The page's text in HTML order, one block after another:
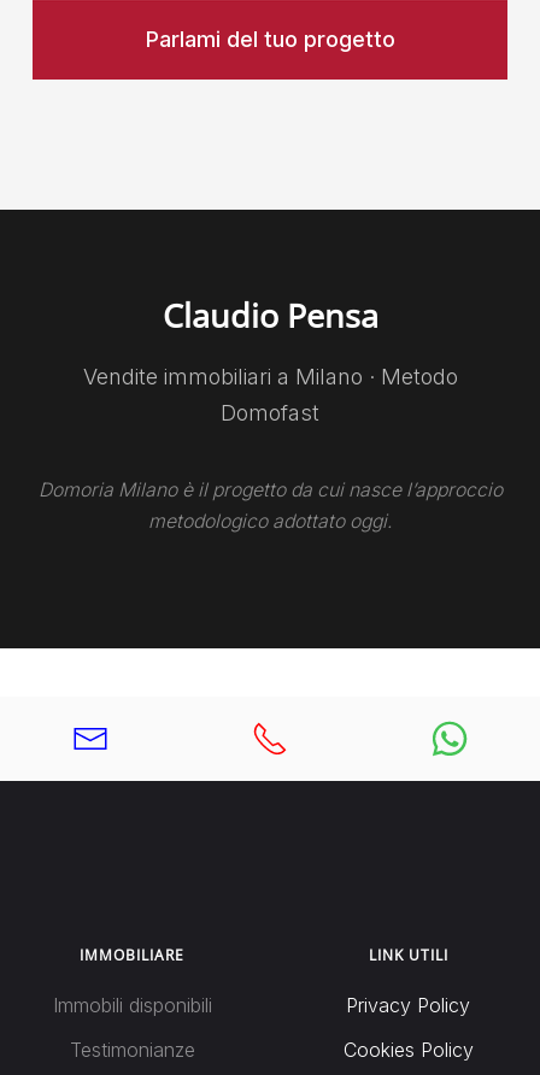
Parlami del tuo progetto
Claudio Pensa
Vendite immobiliari a Milano · Metodo
Domofast
Domoria Milano è il progetto da cui nasce l’approccio
metodologico adottato oggi.
IMMOBILIARE
Immobili disponibili
Testimonianze
LINK UTILI
Privacy Policy
Cookies Policy